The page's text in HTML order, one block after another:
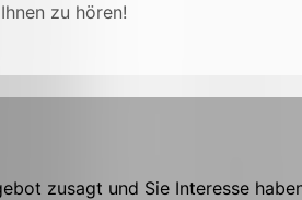
zu hören!
zusagt und Sie Interesse